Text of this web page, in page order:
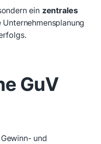
ein zentrales
GuV
und